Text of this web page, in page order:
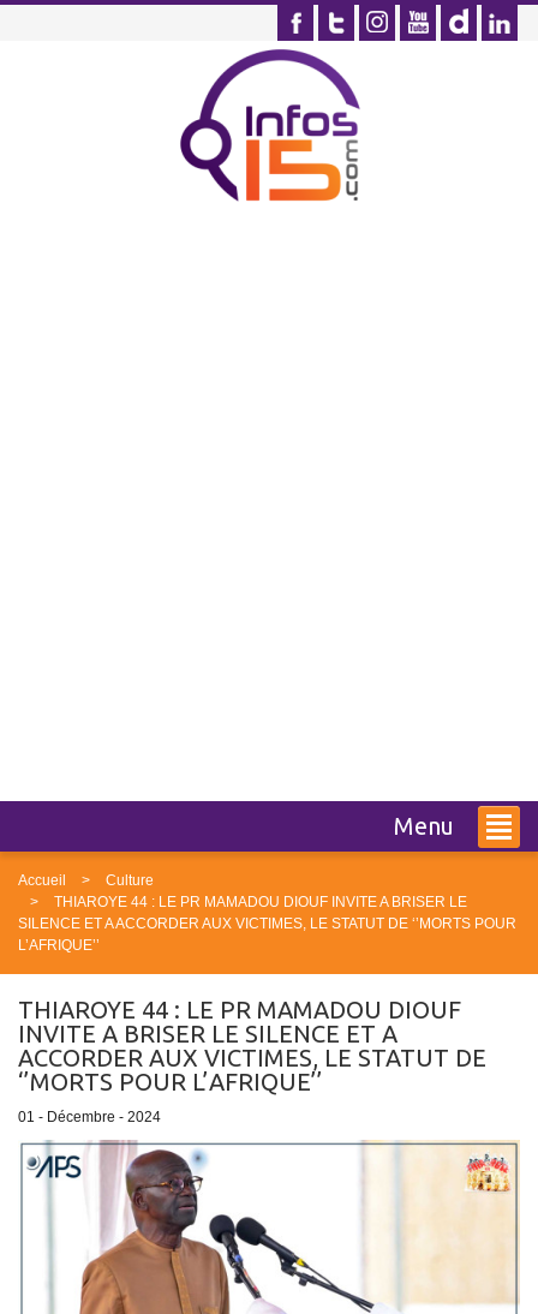
Menu
Accueil
Culture
THIAROYE 44 : LE PR MAMADOU DIOUF INVITE A BRISER LE
SILENCE ET A ACCORDER AUX VICTIMES, LE STATUT DE ‘’MORTS POUR
L’AFRIQUE’’
THIAROYE 44 : LE PR MAMADOU DIOUF
INVITE A BRISER LE SILENCE ET A
ACCORDER AUX VICTIMES, LE STATUT DE
‘’MORTS POUR L’AFRIQUE’’
01 - Décembre - 2024